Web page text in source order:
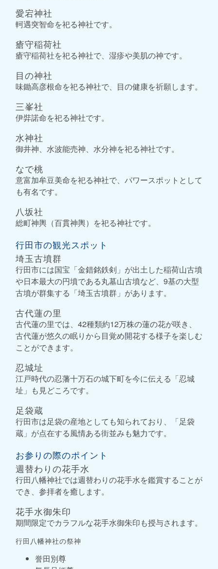
愛宕神社
軻遇突智命を祀る神社です。
瘡守稲荷社
瘡守稲荷社を祀る神社で、湿疹や美肌の神です。
目の神社
味鋤高彦根命を祀る神社で、目の健康を祈願します。
三峯社
伊弉諾命を祀る神社です。
水神社
御井神、水波能売神、水分神を祀る神社です。
なで桃
意富加牟豆美命を祀る神社で、パワースポットとして
も有名です。
八坂社
総町神輿（百貫神輿）を祀る神社です。
行田市の観光スポット
埼玉古墳群
行田市には国宝「金錯銘鉄剣」が出土した稲荷山古墳
や日本最大の円墳である丸墓山古墳など、9基の大型
古墳が群集する「埼玉古墳群」があります。
古代蓮の里
古代蓮の里では、42種類約12万株の蓮の花が咲き、
古代蓮が悠久の眠りから目覚め開花する様子を楽しむ
ことができます。
忍城址
江戸時代の忍藩十万石の城下町を今に伝える「忍城
址」も見どころです。
足袋蔵
行田市は足袋の産地としても知られており、「足袋
蔵」が点在する風情ある街並みも魅力です。
お参りの際のポイント
週替わりの花手水
行田八幡神社では週替わりの花手水を鑑賞することが
でき、参拝者を癒します。
花手水御朱印
期間限定でカラフルな花手水御朱印も授与されます。
行田八幡神社の祭神
誉田別尊